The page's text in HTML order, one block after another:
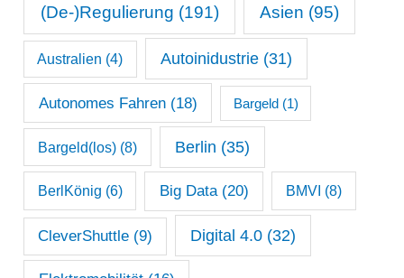
a
h
(De-)Regulierung (191) Asien (95)
Australien (4) Autoinidustrie(31)
Autonomes Fahren(18) Bargeld(1)
Bargeld(los)(8) Berlin (35)
BerlKönig (6) Big Data(20) BMVI (8)
CleverShuttle (9) Digital 4.0(32)